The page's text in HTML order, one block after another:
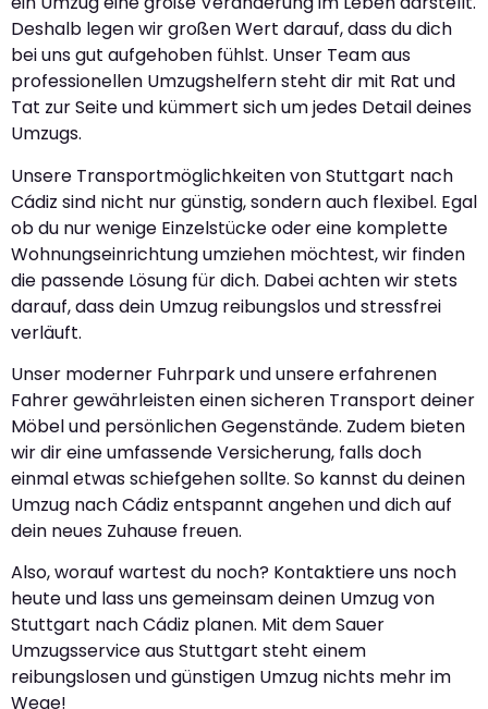
Deshalb legen wir großen Wert darauf, dass du dich
bei uns gut aufgehoben fühlst. Unser Team aus
professionellen Umzugshelfern steht dir mit Rat und
Tat zur Seite und kümmert sich um jedes Detail deines
Umzugs.
Unsere Transportmöglichkeiten von Stuttgart nach
Cádiz sind nicht nur günstig, sondern auch flexibel. Egal
ob du nur wenige Einzelstücke oder eine komplette
Wohnungseinrichtung umziehen möchtest, wir finden
die passende Lösung für dich. Dabei achten wir stets
darauf, dass dein Umzug reibungslos und stressfrei
verläuft.
Unser moderner Fuhrpark und unsere erfahrenen
Fahrer gewährleisten einen sicheren Transport deiner
Möbel und persönlichen Gegenstände. Zudem bieten
wir dir eine umfassende Versicherung, falls doch
einmal etwas schiefgehen sollte. So kannst du deinen
Umzug nach Cádiz entspannt angehen und dich auf
dein neues Zuhause freuen.
Also, worauf wartest du noch? Kontaktiere uns noch
heute und lass uns gemeinsam deinen Umzug von
Stuttgart nach Cádiz planen. Mit dem Sauer
Umzugsservice aus Stuttgart steht einem
reibungslosen und günstigen Umzug nichts mehr im
Wege!